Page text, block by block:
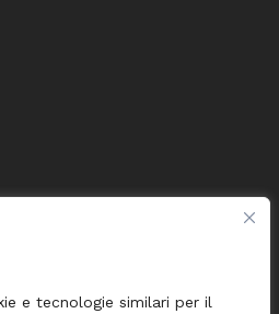
e tecnologie similari per il